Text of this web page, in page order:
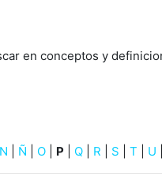
en conceptos y
N Ñ O P Q R S T U